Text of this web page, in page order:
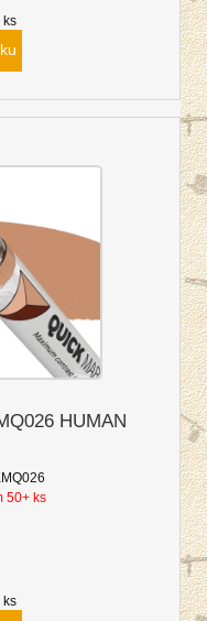
ks
HUMAN
50+ ks
ks